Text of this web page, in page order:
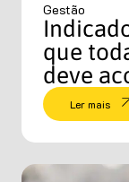
Gestão
que
deve
Ler mais